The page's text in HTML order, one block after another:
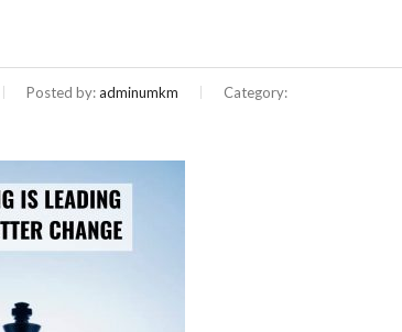
Posted by:adminumkm Category: